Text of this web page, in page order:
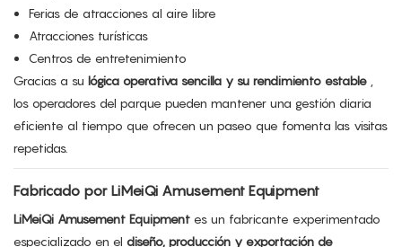
Ferias de atracciones al aire libre
Atracciones turísticas
Centros de entretenimiento
Gracias a su lógica operativa sencilla y su rendimiento estable
los operadores del parque pueden mantener una gestión diaria
eficiente al tiempo que ofrecen un paseo que fomenta las visitas
repetidas.
Fabricado por LiMeiQi Amusement Equipment
LiMeiQi Amusement Equipment es un fabricante experimentado
especializado en el diseño, producción y exportación de